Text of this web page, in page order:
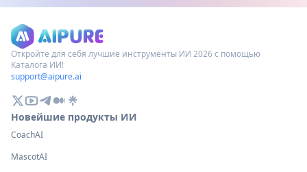
Откройте для себя лучшие инструменты ИИ 2026 с помощью
Каталога ИИ!
support@aipure.ai
Новейшие продукты ИИ
CoachAI
MascotAI